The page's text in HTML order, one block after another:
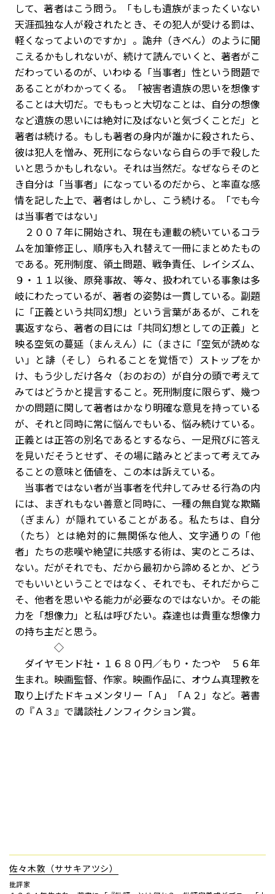
して、著者はこう問う。「もしも遺族がまったくいない
天涯孤独な人が殺されたとき、その犯人が受ける罰は、
軽くなってよいのですか」。詭弁（きべん）のように聞
こえるかもしれないが、続けて読んでいくと、著者がこ
だわっているのが、いわゆる「当事者」性という問題で
あることがわかってくる。「被害者遺族の思いを想像す
ることは大切だ。でももっと大切なことは、自分の想像
など遺族の思いには絶対に及ばないと気づくことだ」と
著者は続ける。もしも著者の身内が誰かに殺されたら、
彼は犯人を憎み、死刑にならないなら自らの手で殺した
いと思うかもしれない。それは当然だ。なぜならそのと
き自分は「当事者」になっているのだから、と率直な感
情を記した上で、著者はしかし、こう続ける。「でも今
は当事者ではない」
２００７年に開始され、現在も連載の続いているコラ
ムを加筆修正し、順序も入れ替えて一冊にまとめたもの
である。死刑制度、領土問題、戦争責任、レイシズム、
９・１１以後、原発事故、等々、扱われている事象は多
岐にわたっているが、著者の姿勢は一貫している。副題
に「正義という共同幻想」という言葉があるが、これを
裏返すなら、著者の目には「共同幻想としての正義」と
映る空気の蔓延（まんえん）に（まさに「空気が読めな
い」と誹（そし）られることを覚悟で）ストップをか
け、もう少しだけ各々（おのおの）が自分の頭で考えて
みてはどうかと提言すること。死刑制度に限らず、幾つ
かの問題に関して著者はかなり明確な意見を持っている
が、それと同時に常に悩んでもいる、悩み続けている。
正義とは正答の別名であるとするなら、一足飛びに答え
を見いだそうとせず、その場に踏みとどまって考えてみ
ることの意味と価値を、この本は訴えている。
当事者ではない者が当事者を代弁してみせる行為の内
には、まぎれもない善意と同時に、一種の無自覚な欺瞞
（ぎまん）が隠れていることがある。私たちは、自分
（たち）とは絶対的に無関係な他人、文字通りの「他
者」たちの悲嘆や絶望に共感する術は、実のところは、
ない。だがそれでも、だから最初から諦めるとか、どう
でもいいということではなく、それでも、それだからこ
そ、他者を思いやる能力が必要なのではないか。その能
力を「想像力」と私は呼びたい。森達也は貴重な想像力
の持ち主だと思う。
◇
ダイヤモンド社・１６８０円／もり・たつや ５６年
生まれ。映画監督、作家。映画作品に、オウム真理教を
取り上げたドキュメンタリー「Ａ」「Ａ２」など。著書
の『Ａ３』で講談社ノンフィクション賞。
佐々木敦（ササキアツシ）
批評家